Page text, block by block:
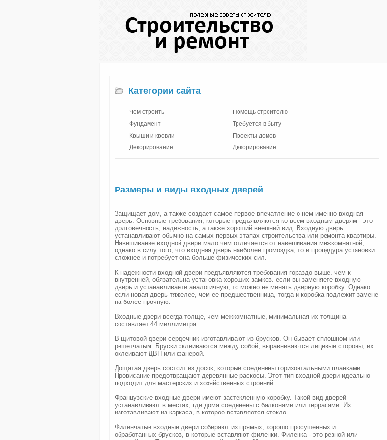
Категории сайта
Чем строить
Фундамент
Крыши и кровли
Декорирование
Помощь строителю
Требуется в быту
Проекты домов
Декорирование
Размеры и виды входных дверей
Защищает дом, а также создает самое первое впечатление о нем именно входная
дверь. Основные требования, которые предъявляются ко всем входным дверям - это
долговечность, надежность, а также хороший внешний вид. Входную дверь
устанавливают обычно на самых первых этапах строительства или ремонта квартиры.
Навешивание входной двери мало чем отличается от навешивания межкомнатной,
однако в силу того, что входная дверь наиболее громоздка, то и процедура установки
сложнее и потребует она больше физических сил.
К надежности входной двери предъявляются требования гораздо выше, чем к
внутренней, обязательна установка хороших замков. если вы заменяете входную
дверь и устанавливаете аналогичную, то можно не менять дверную коробку. Однако
если новая дверь тяжелее, чем ее предшественница, тогда и коробка подлежит замене
на более прочную.
Входные двери всегда толще, чем межкомнатные, минимальная их толщина
составляет 44 миллиметра.
В щитовой двери сердечник изготавливают из брусков. Он бывает сплошном или
решетчатым. Бруски склеиваются между собой, выравниваются лицевые стороны, их
оклеивают ДВП или фанерой.
Дощатая дверь состоит из досок, которые соединены горизонтальными планками.
Провисание предотвращают деревянные раскосы. Этот тип входной двери идеально
подходит для мастерских и хозяйственных строений.
Французские входные двери имеют застекленную коробку. Такой вид дверей
устанавливают в местах, где дома соединены с балконами или террасами. Их
изготавливают из каркаса, в которое вставляется стекло.
Филенчатые входные двери собирают из прямых, хорошо просушенных и
обработанных брусков, в которые вставляют филенки. Филенка - это резной или